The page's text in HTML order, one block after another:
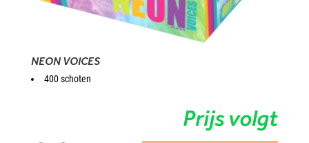
NEON VOICES
400 schoten
Prijs volgt